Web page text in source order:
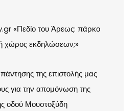
«Πεδίο του Άρεως: πάρκο
χώρος εκδηλώσεων;»
της επιστολής μας
για την απομόνωση της
οδού Μουστοξύδη